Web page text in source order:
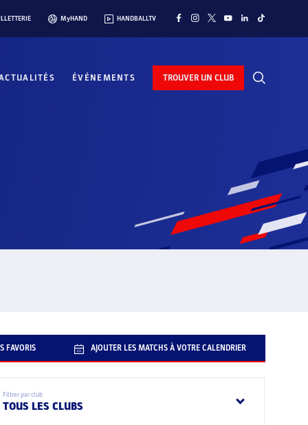
MyHAND HANDBALLTV
ÉVÉNEMENTS TROUVER UN CLUB
FAVORIS AJOUTER LES MATCHS À VOTRE CALENDRIER
Filtrer par club
TOUS LES CLUBS